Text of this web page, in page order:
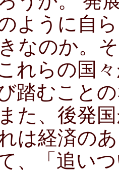
ように自
なのか。
らの国々
踏むこと
た、後発
は経済の
、「追い